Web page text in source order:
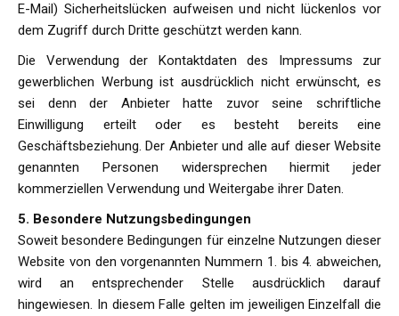
E-Mail) Sicherheitslücken aufweisen und nicht lückenlos vor
dem Zugriff durch Dritte geschützt werden kann.
Die Verwendung der Kontaktdaten des Impressums zur
gewerblichen Werbung ist ausdrücklich nicht erwünscht, es
sei denn der Anbieter hatte zuvor seine schriftliche
Einwilligung erteilt oder es besteht bereits eine
Geschäftsbeziehung. Der Anbieter und alle auf dieser Website
genannten Personen widersprechen hiermit jeder
kommerziellen Verwendung und Weitergabe ihrer Daten.
5. Besondere Nutzungsbedingungen
Soweit besondere Bedingungen für einzelne Nutzungen dieser
Website von den vorgenannten Nummern 1. bis 4. abweichen,
wird an entsprechender Stelle ausdrücklich darauf
hingewiesen. In diesem Falle gelten im jeweiligen Einzelfall die